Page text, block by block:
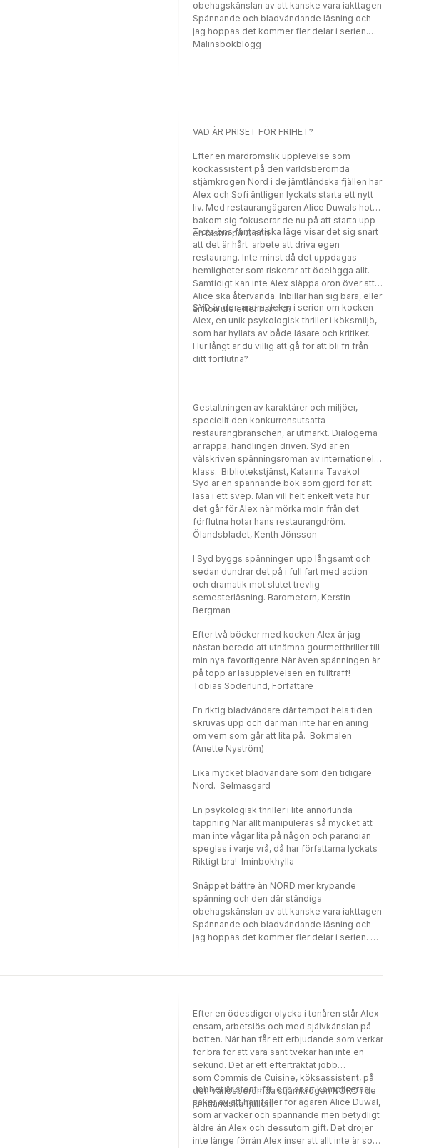
obehagskänslan av att kanske vara iakttagen
Spännande och bladvändande läsning och
jag hoppas det kommer fler delar i serien.
Malinsbokblogg
VAD ÄR PRISET FÖR FRIHET?
Efter en mardrömslik upplevelse som
kockassistent på den världsberömda
stjärnkrogen Nord i de jämtländska fjällen har
Alex och Sofi äntligen lyckats starta ett nytt
liv. Med restaurangägaren Alice Duwals hot
bakom sig fokuserar de nu på att starta upp
en bistro på Öland.
Trots öns fantastiska läge visar det sig snart
att det är hårt arbete att driva egen
restaurang. Inte minst då det uppdagas
hemligheter som riskerar att ödelägga allt.
Samtidigt kan inte Alex släppa oron över att
Alice ska återvända. Inbillar han sig bara, eller
är hon ute efter hämnd?
SYD är den andra delen i serien om kocken
Alex, en unik psykologisk thriller i köksmiljö,
som har hyllats av både läsare och kritiker.
Hur långt är du villig att gå för att bli fri från
ditt förflutna?
Gestaltningen av karaktärer och miljöer,
speciellt den konkurrensutsatta
restaurangbranschen, är utmärkt. Dialogerna
är rappa, handlingen driven. Syd är en
välskriven spänningsroman av internationell
klass. Bibliotekstjänst, Katarina Tavakol
Syd är en spännande bok som gjord för att
läsa i ett svep. Man vill helt enkelt veta hur
det går för Alex när mörka moln från det
förflutna hotar hans restaurangdröm.
Ölandsbladet, Kenth Jönsson
I Syd byggs spänningen upp långsamt och
sedan dundrar det på i full fart med action
och dramatik mot slutet trevlig
semesterläsning. Barometern, Kerstin
Bergman
Efter två böcker med kocken Alex är jag
nästan beredd att utnämna gourmetthriller till
min nya favoritgenre När även spänningen är
på topp är läsupplevelsen en fullträff!
Tobias Söderlund, Författare
En riktig bladvändare där tempot hela tiden
skruvas upp och där man inte har en aning
om vem som går att lita på. Bokmalen
(Anette Nyström)
Lika mycket bladvändare som den tidigare
Nord. Selmasgard
En psykologisk thriller i lite annorlunda
tappning När allt manipuleras så mycket att
man inte vågar lita på någon och paranoian
speglas i varje vrå, då har författarna lyckats
Riktigt bra! Iminbokhylla
Snäppet bättre än NORD mer krypande
spänning och den där ständiga
obehagskänslan av att kanske vara iakttagen
Spännande och bladvändande läsning och
jag hoppas det kommer fler delar i serien.
Efter en ödesdiger olycka i tonåren står Alex
ensam, arbetslös och med självkänslan på
botten. När han får ett erbjudande som verkar
för bra för att vara sant tvekar han inte en
sekund. Det är ett eftertraktat jobb
som Commis de Cuisine, köksassistent, på
den världsberömda stjärnkrogen NORD i de
jämtländska fjällen.
Jobbet är stentufft, och snart kompliceras
saker av att han faller för ägaren Alice Duwal,
som är vacker och spännande men betydligt
äldre än Alex och dessutom gift. Det dröjer
inte länge förrän Alex inser att allt inte är som